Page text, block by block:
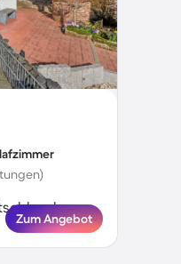
Zum Angebot